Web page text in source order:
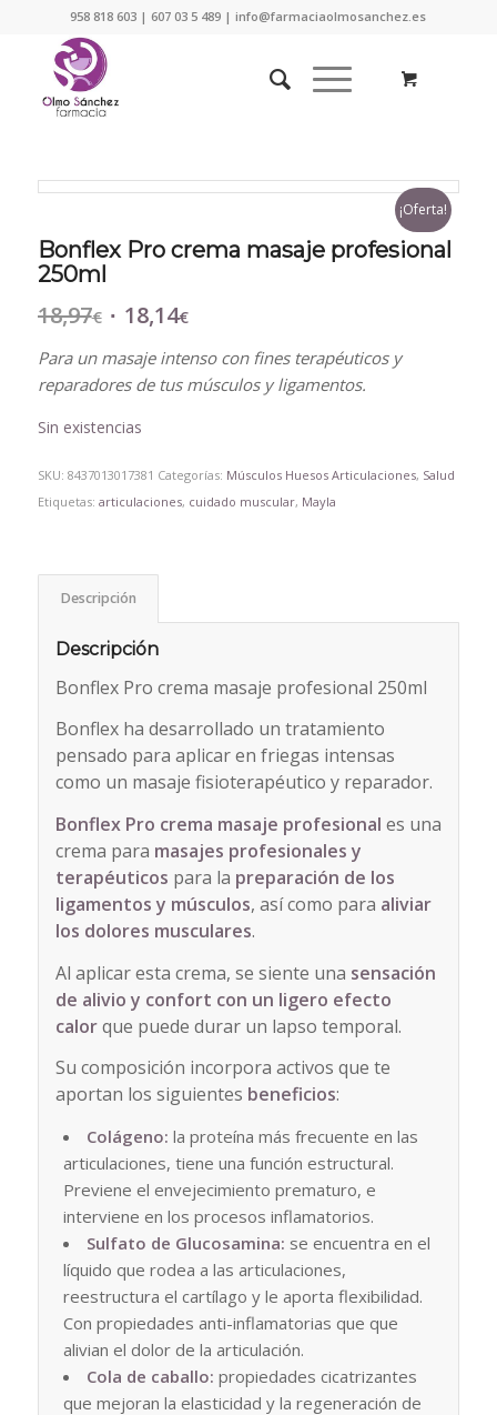
958 818 603 | 607 03 5 489 | info@farmaciaolmosanchez.es
¡Oferta!
Bonflex Pro crema masaje profesional
250ml
18,97€ El
original
era:
18,97€.
18,14€El
actual
es:
Para un masaje intenso con fines terapéuticos y
reparadores de tus músculos y ligamentos.
Sin existencias
SKU: 8437013017381 Categorías: Músculos Huesos Articulaciones, Salud
Etiquetas: articulaciones, cuidado muscular, Mayla
Descripción
Descripción
Bonflex Pro crema masaje profesional 250ml
Bonflex ha desarrollado un tratamiento
pensado para aplicar en friegas intensas
como un masaje fisioterapéutico y reparador.
Bonflex Pro crema masaje profesional es una
crema para masajes profesionales y
terapéuticos para la preparación de los
ligamentos y músculos, así como para aliviar
los dolores musculares.
Al aplicar esta crema, se siente una sensación
de alivio y confort con un ligero efecto
calorque puede durar un lapso temporal.
Su composición incorpora activos que te
aportan los siguientes beneficios:
Colágeno: la proteína más frecuente en las
articulaciones, tiene una función estructural.
Previene el envejecimiento prematuro, e
interviene en los procesos inflamatorios.
Sulfato de Glucosamina: se encuentra en el
líquido que rodea a las articulaciones,
reestructura el cartílago y le aporta flexibilidad.
Con propiedades anti-inflamatorias que que
alivian el dolor de la articulación.
Cola de caballo: propiedades cicatrizantes
que mejoran la elasticidad y la regeneración de